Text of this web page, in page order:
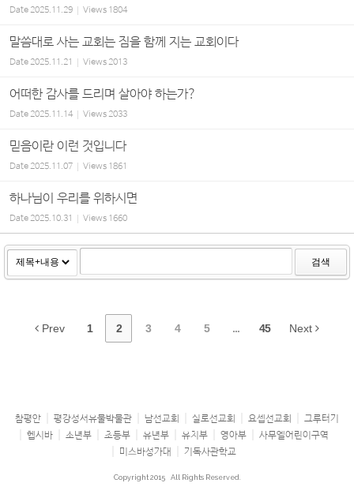
Date2025.11.29 Views 1804
말씀대로 사는 교회는 짐을 함께 지는 교회이다
Date2025.11.21 Views2013
어떠한 감사를 드리며 살아야 하는가?
Date2025.11.14 Views2033
믿음이란 이런 것입니다
Date2025.11.07 Views 1861
하나님이 우리를 위하시면
Date2025.10.31 Views 1660
검색
Prev 1 2 3 4 5 ... 45 Next
참평안 평강성서유물박물관 남선교회 실로선교회 요셉선교회
그루터기
헵시바
소년부 초등부 유년부 유치부 영아부
사무엘어린이구역
미스바성가대
기독사관학교
Copyright 2015 All Rights Reserved.